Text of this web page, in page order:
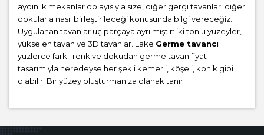
aydınlık mekanlar dolayısıyla size, diğer gergi tavanları diğer
dokularla nasıl birleştirileceği konusunda bilgi vereceğiz.
Uygulanan tavanlar üç parçaya ayrılmıştır: iki tonlu yüzeyler,
yükselen tavan ve 3D tavanlar. Lake Germe tavancı
yüzlerce farklı renk ve dokudan germe tavan fiyat
tasarımıyla neredeyse her şekli kemerli, köşeli, konik gibi
olabilir. Bir yüzey oluşturmanıza olanak tanır.